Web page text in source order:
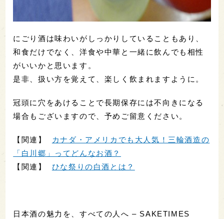
にごり酒は味わいがしっかりしていることもあり、
和食だけでなく、洋食や中華と一緒に飲んでも相性
がいいかと思います。
是非、扱い方を覚えて、楽しく飲まれますように。
冠頭に穴をあけることで長期保存には不向きになる
場合もございますので、予めご留意ください。
【関連】
カナダ・アメリカでも大人気！三輪酒造の
「白川郷」ってどんなお酒？
【関連】 ひな祭りの白酒とは？
日本酒の魅力を、すべての人へ – SAKETIMES